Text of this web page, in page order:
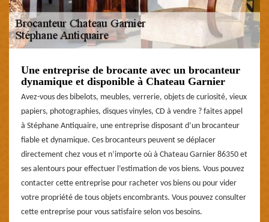
Une entreprise de brocante avec un brocanteur
dynamique et disponible à Chateau Garnier
Avez-vous des bibelots, meubles, verrerie, objets de curiosité, vieux
papiers, photographies, disques vinyles, CD à vendre ? faites appel
à Stéphane Antiquaire, une entreprise disposant d’un brocanteur
fiable et dynamique. Ces brocanteurs peuvent se déplacer
directement chez vous et n’importe où à Chateau Garnier 86350 et
ses alentours pour effectuer l’estimation de vos biens. Vous pouvez
contacter cette entreprise pour racheter vos biens ou pour vider
votre propriété de tous objets encombrants. Vous pouvez consulter
cette entreprise pour vous satisfaire selon vos besoins.